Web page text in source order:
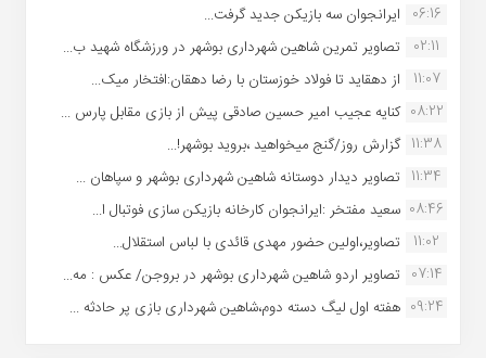
06:16 ایرانجوان سه بازیکن جدید گرفت...
02:11
تصاویر تمرین شاهین شهردارى بوشهر در ورزشگاه شهید ب...
11:07
از دهقاید تا فولاد خوزستان با رضا دهقان:افتخار میک...
08:22 کنایه عجیب امیر حسین صادقی پیش از بازی مقابل پارس ...
11:38 گزارش روز/گنج میخواهید ،بروید بوشهر!...
11:34 تصاویر دیدار دوستانه شاهین شهردارى بوشهر و سپاهان ...
08:46 سعید مفتخر :ایرانجوان کارخانه بازیکن سازی فوتبال ا...
11:02
تصاویر،اولین حضور مهدی قائدی با لباس استقلال...
07:14 تصاویر اردو شاهین شهرداری بوشهر در بروجن/ عکس : مه...
09:24 هفته اول لیگ دسته دوم،شاهین شهرداری بازی پر حادثه ...